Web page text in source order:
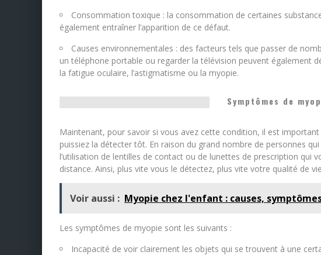
Consommation toxique : la consommation de certaines
également entraîner l’apparition de ce défaut.
Causes environnementales : des facteurs tels que passer de
un téléphone portable ou regarder la télévision peuvent également
la fatigue oculaire, l’astigmatisme ou la myopie.
Symptômes de
Maintenant, pour savoir si vous avez cette condition, il est
puissiez la détecter tôt. En raison du grand nombre de personnes
l’utilisation de lentilles de contact ou de lunettes de prescription qui
distance. Ainsi, plus vite vous le détectez, plus vite votre qualité de
Voir aussi : Myopie chez l'enfant : causes,
Les symptômes de myopie sont les suivants :
Incapacité de voir clairement les objets qui se trouvent à une